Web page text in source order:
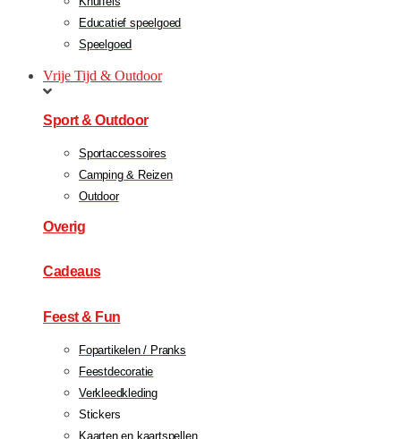
Educatief speelgoed
Speelgoed
Vrije Tijd & Outdoor
Sport & Outdoor
Sportaccessoires
Camping & Reizen
Outdoor
Overig
Cadeaus
Feest & Fun
Fopartikelen / Pranks
Feestdecoratie
Verkleedkleding
Stickers
Kaarten en kaartspellen